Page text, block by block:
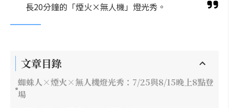
長20分鐘的「煙火×無人機」燈光秀。
文章目錄
蜘蛛人×煙火×無人機燈光秀：7/25與8/15晚上8點登
場